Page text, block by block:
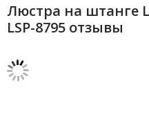
Люстра на штанге
LSP-8795 отзывы